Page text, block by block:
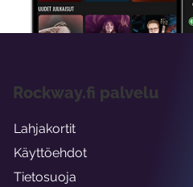
Rockway.fi palvelu
Lahjakortit
Käyttöehdot
Tietosuoja